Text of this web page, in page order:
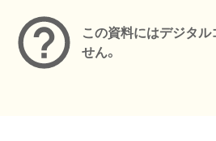
この資料にはデジタ
せん。